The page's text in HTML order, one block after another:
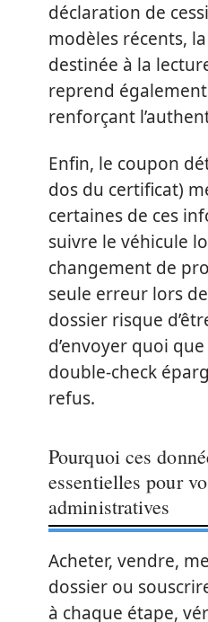
déclaration de
modèles récents,
destinée à la
reprend
renforçant
Enfin, le coupon
dos du certificat)
certaines de ces
suivre le véhicule
changement de
seule erreur lors
dossier risque
d’envoyer quoi
double-check
refus.
Pourquoi ces
essentielles pour
administratives
Acheter, vendre,
dossier ou
à chaque étape,